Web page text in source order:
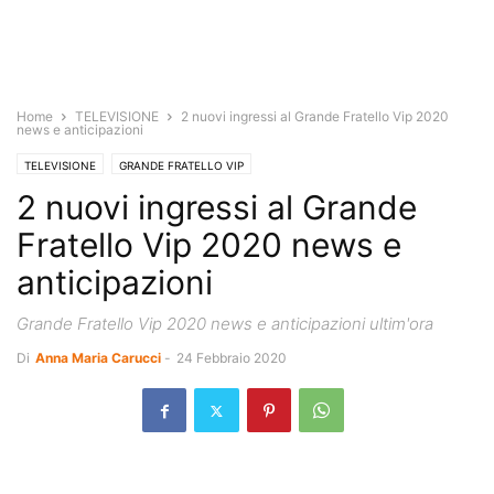
Home TELEVISIONE
2 nuovi ingressi al Grande Fratello Vip 2020
news e anticipazioni
TELEVISIONE GRANDE FRATELLO VIP
2 nuovi ingressi al Grande
Fratello Vip 2020 news e
anticipazioni
Grande Fratello Vip 2020 news e anticipazioni ultim'ora
Di Anna Maria Carucci - 24 Febbraio 2020